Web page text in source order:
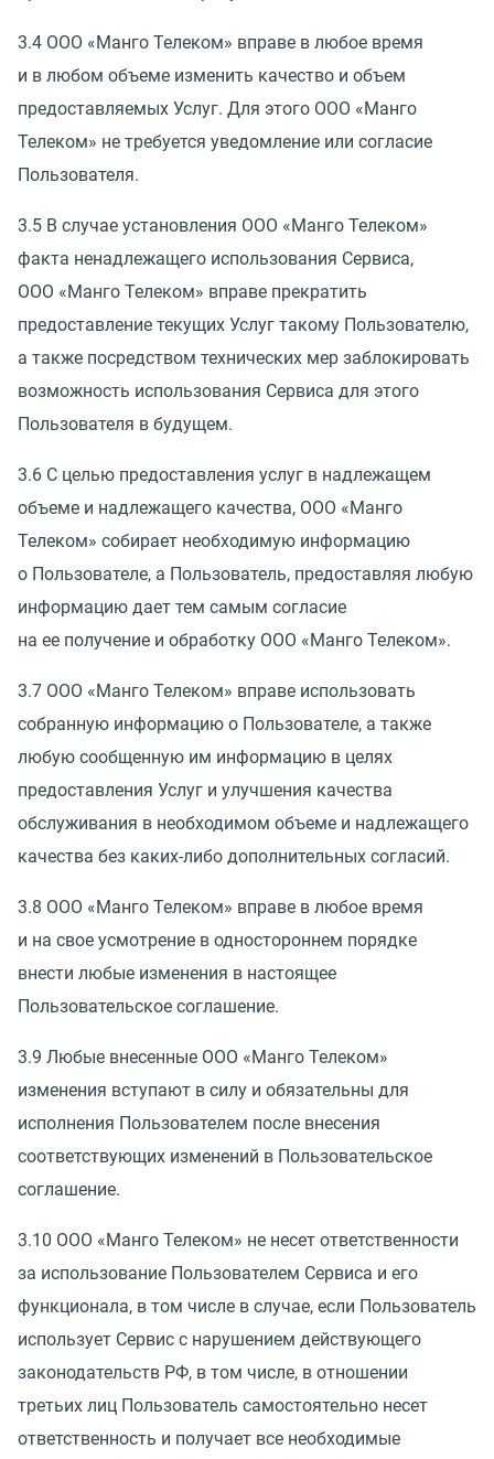
3.4 ООО «Манго Телеком» вправе в любое время
и в любом объеме изменить качество и объем
предоставляемых Услуг. Для этого ООО «Манго
Телеком» не требуется уведомление или согласие
Пользователя.
3.5 В случае установления ООО «Манго Телеком»
факта ненадлежащего использования Сервиса,
ООО «Манго Телеком» вправе прекратить
предоставление текущих Услуг такому Пользователю,
а также посредством технических мер заблокировать
возможность использования Сервиса для этого
Пользователя в будущем.
3.6 С целью предоставления услуг в надлежащем
объеме и надлежащего качества, ООО «Манго
Телеком» собирает необходимую информацию
о Пользователе, а Пользователь, предоставляя любую
информацию дает тем самым согласие
на ее получение и обработку ООО «Манго Телеком».
3.7 ООО «Манго Телеком» вправе использовать
собранную информацию о Пользователе, а также
любую сообщенную им информацию в целях
предоставления Услуг и улучшения качества
обслуживания в необходимом объеме и надлежащего
качества без каких-либо дополнительных согласий.
3.8 ООО «Манго Телеком» вправе в любое время
и на свое усмотрение в одностороннем порядке
внести любые изменения в настоящее
Пользовательское соглашение.
3.9 Любые внесенные ООО «Манго Телеком»
изменения вступают в силу и обязательны для
исполнения Пользователем после внесения
соответствующих изменений в Пользовательское
соглашение.
3.10 ООО «Манго Телеком» не несет ответственности
за использование Пользователем Сервиса и его
функционала, в том числе в случае, если Пользователь
использует Сервис с нарушением действующего
законодательств РФ, в том числе, в отношении
третьих лиц Пользователь самостоятельно несет
ответственность и получает все необходимые